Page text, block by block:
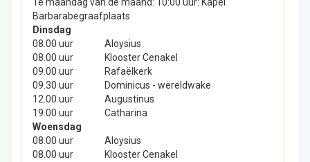
Barbarabegraafplaats
Dinsdag
08.00 uur
Aloysius
08.00 uur
Klooster Cenakel
09.00 uur
Rafaëlkerk
09.30 uur
Dominicus - wereldwake
12.00 uur
Augustinus
19.00 uur
Catharina
Woensdag
08.00 uur
Aloysius
08.00 uur
Klooster Cenakel